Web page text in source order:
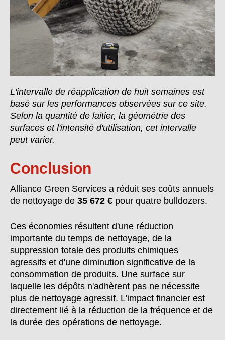
L'intervalle de réapplication de huit semaines est
basé sur les performances observées sur ce site.
Selon la quantité de laitier, la géométrie des
surfaces et l'intensité d'utilisation, cet intervalle
peut varier.
Conclusion
Alliance Green Services a réduit ses coûts annuels
de nettoyage de 35 672 € pour quatre bulldozers.
Ces économies résultent d'une réduction
importante du temps de nettoyage, de la
suppression totale des produits chimiques
agressifs et d'une diminution significative de la
consommation de produits. Une surface sur
laquelle les dépôts n'adhèrent pas ne nécessite
plus de nettoyage agressif. L'impact financier est
directement lié à la réduction de la fréquence et de
la durée des opérations de nettoyage.